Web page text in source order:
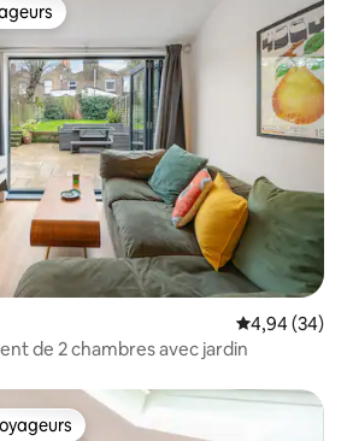
Évaluation
4,94 (34)
de 2 chambres avec jardin
les plus appréciés